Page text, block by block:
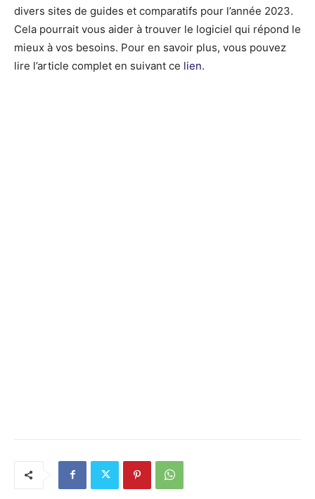
divers sites de guides et comparatifs pour l’année 2023.
Cela pourrait vous aider à trouver le logiciel qui répond le
mieux à vos besoins. Pour en savoir plus, vous pouvez
lire l’article complet en suivant ce lien.